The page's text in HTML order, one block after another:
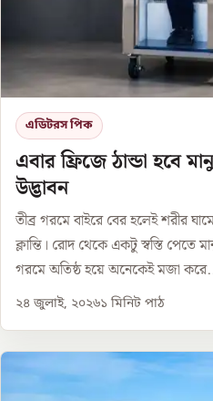
এডিটরস পিক
এবার ফ্রিজে ঠান্ডা হবে
উদ্ভাবন
তীব্র গরমে বাইরে বের হলেই শরীর
ক্লান্তি। রোদ থেকে একটু স্বস্তি পেতে
গরমে অতিষ্ঠ হয়ে অনেকেই মজা
২৪ জুলাই, ২০২৬১ মিনিট পাঠ